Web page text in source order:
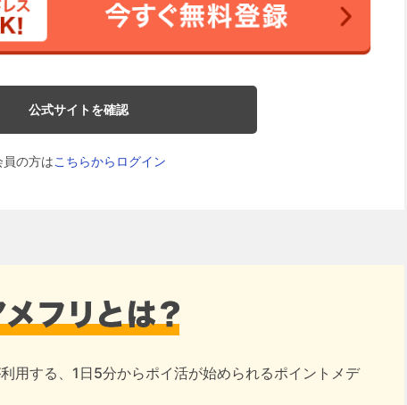
公式サイトを確認
員の方はこちらからログイン
用する、1日5分からポイ活が始められるポイントメデ